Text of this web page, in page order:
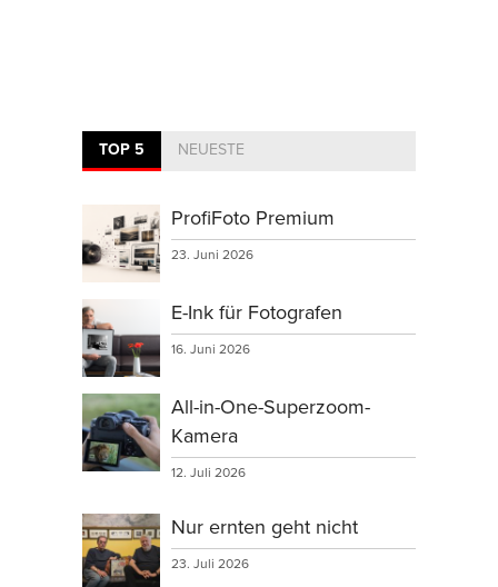
TOP 5 NEUESTE
ProfiFoto Premium
23. Juni 2026
E-Ink für Fotografen
16. Juni 2026
All-in-One-Superzoom-
Kamera
12. Juli 2026
Nur ernten geht nicht
23. Juli 2026